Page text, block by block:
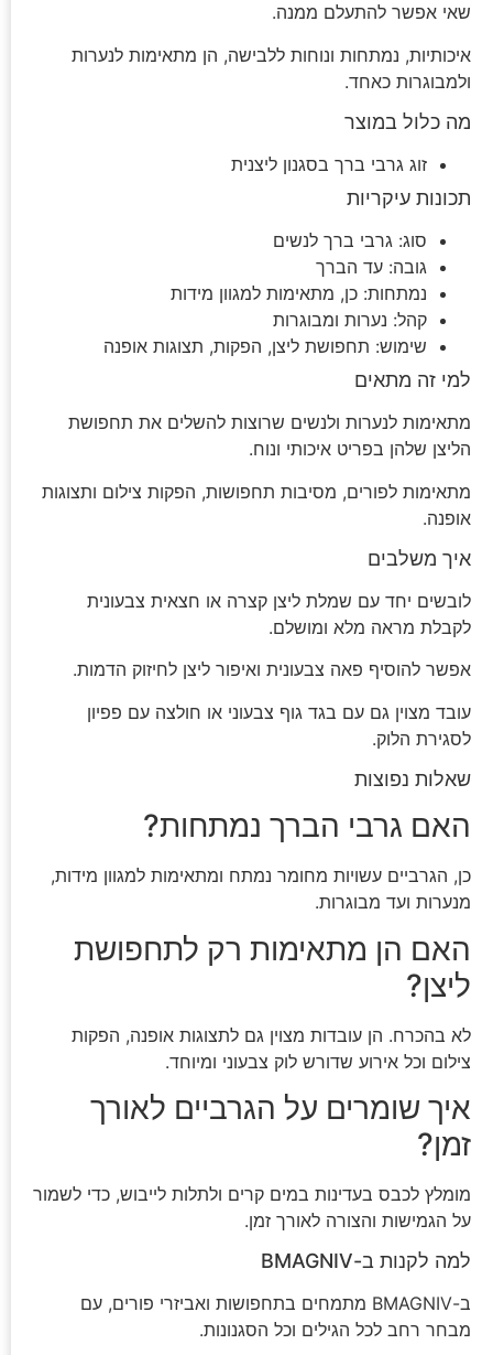
שאי אפשר להתעלם ממנה.
איכותיות, נמתחות ונוחות ללבישה, הן מתאימות לנערות
ולמבוגרות כאחד.
מה כלול במוצר
זוג גרבי ברך בסגנון ליצנית
תכונות עיקריות
סוג: גרבי ברך לנשים
גובה: עד הברך
נמתחות: כן, מתאימות למגוון מידות
קהל: נערות ומבוגרות
שימוש: תחפושת ליצן, הפקות, תצוגות אופנה
למי זה מתאים
מתאימות לנערות ולנשים שרוצות להשלים את תחפושת
הליצן שלהן בפריט איכותי ונוח.
מתאימות לפורים, מסיבות תחפושות, הפקות צילום ותצוגות
אופנה.
איך משלבים
לובשים יחד עם שמלת ליצן קצרה או חצאית צבעונית
לקבלת מראה מלא ומושלם.
אפשר להוסיף פאה צבעונית ואיפור ליצן לחיזוק הדמות.
עובד מצוין גם עם בגד גוף צבעוני או חולצה עם פפיון
לסגירת הלוק.
שאלות נפוצות
האם גרבי הברך נמתחות?
כן, הגרביים עשויות מחומר נמתח ומתאימות למגוון מידות,
מנערות ועד מבוגרות.
האם הן מתאימות רק לתחפושת
ליצן?
לא בהכרח. הן עובדות מצוין גם לתצוגות אופנה, הפקות
צילום וכל אירוע שדורש לוק צבעוני ומיוחד.
איך שומרים על הגרביים לאורך
זמן?
מומלץ לכבס בעדינות במים קרים ולתלות לייבוש, כדי לשמור
על הגמישות והצורה לאורך זמן.
למה לקנות ב-BMAGNIV
ב-BMAGNIV מתמחים בתחפושות ואביזרי פורים, עם
מבחר רחב לכל הגילים וכל הסגנונות.